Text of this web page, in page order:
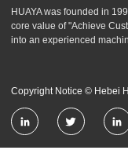
HUAYA was founded in
core value of "Achieve
into an experienced
Copyright Notice © Hebei
  